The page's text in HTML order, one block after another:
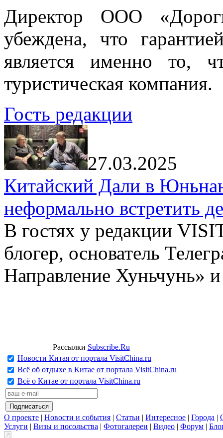
Директор ООО
убеждена, что
является именно то,
туристическая компания.
Гость редакции
27.03.2025
Китайский Дали в
неформально встретить
В гостях у редакции
блогер, основатель
Направление Хуньчунь»
Рассылки Subscribe.Ru
Новости Китая от портала VisitChina.ru
Всё об отдыхе в Китае от портала VisitChina.ru
Всё о Китае от портала VisitChina.ru
О проекте | Новости и события | Статьи | Интересное | Города |
Услуги | Визы и посольства | Фотогалереи | Видео | Форум |